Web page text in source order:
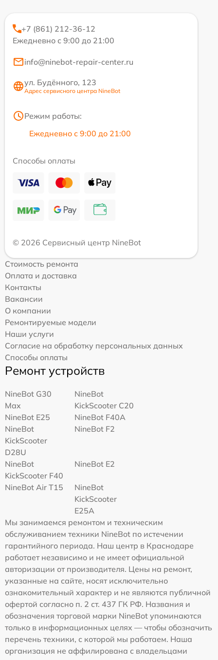
+7 (861) 212-36-12
Ежедневно с 9:00 до 21:00
info@ninebot-repair-center.ru
ул. Будённого, 123
Адрес сервисного центра NineBot
Режим работы:
Ежедневно с 9:00 до 21:00
Способы оплаты
© 2026 Сервисный центр NineBot
Стоимость ремонта
Оплата и доставка
Контакты
Вакансии
О компании
Ремонтируемые модели
Наши услуги
Согласие на обработку персональных данных
Способы оплаты
Ремонт устройств
NineBot G30
Max
NineBot
KickScooter C20
NineBot E25
NineBot F40A
NineBot
KickScooter
D28U
NineBot F2
NineBot
KickScooter F40
NineBot E2
NineBot Air T15
NineBot
KickScooter
E25A
Мы занимаемся ремонтом и техническим
обслуживанием техники NineBot по истечении
гарантийного периода. Наш центр в Краснодаре
работает независимо и не имеет официальной
авторизации от производителя. Цены на ремонт,
указанные на сайте, носят исключительно
ознакомительный характер и не являются публичной
офертой согласно п. 2 ст. 437 ГК РФ. Названия и
обозначения торговой марки NineBot упоминаются
только в информационных целях — чтобы обозначить
перечень техники, с которой мы работаем. Наша
организация не аффилирована с владельцами